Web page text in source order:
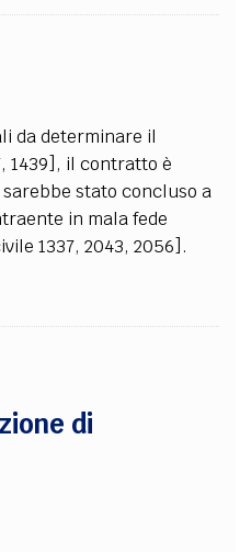
da determinare il
1439], il contratto è
stato concluso a
in mala fede
1337, 2043, 2056].
di